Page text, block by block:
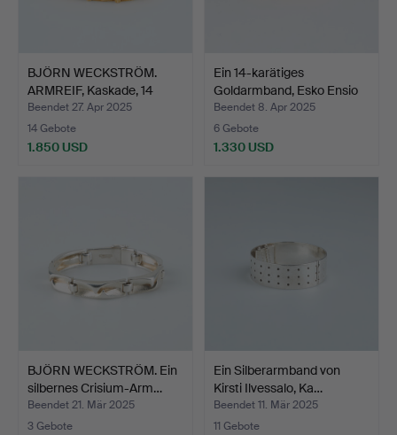
BJÖRN WECKSTRÖM.
ARMREIF, Kaskade, 14
Kara…
Beendet 27. Apr 2025
14 Gebote
1.850 USD
Ein 14-karätiges
Goldarmband, Esko Ensio
R…
Beendet 8. Apr 2025
6 Gebote
1.330 USD
BJÖRN WECKSTRÖM. Ein
silbernes Crisium-Arm…
Beendet 21. Mär 2025
3 Gebote
Ein Silberarmband von
Kirsti Ilvessalo, Ka…
Beendet 11. Mär 2025
11 Gebote